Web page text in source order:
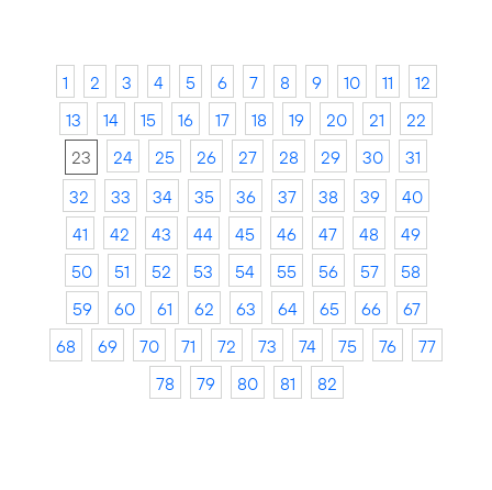
1 2 3 4 5 6 7 8 9 10 11
12
13
14 15 16 17 18 19 20 21
22
23
24 25 26 27 28 29 30
31
32
33 34 35 36 37 38 39
40
41
42 43 44 45 46 47 48
49
50
51 52 53 54 55 56 57
58
59
60 61 62 63 64 65 66
67
68
69 70 71 72 73 74 75 76
77
78
79 80 81 82